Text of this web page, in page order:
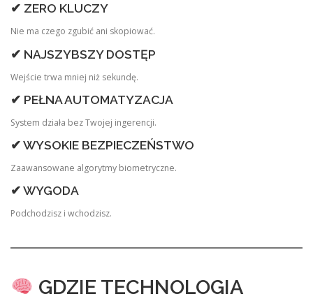
✔ ZERO KLUCZY
Nie ma czego zgubić ani skopiować.
✔ NAJSZYBSZY DOSTĘP
Wejście trwa mniej niż sekundę.
✔ PEŁNA AUTOMATYZACJA
System działa bez Twojej ingerencji.
✔ WYSOKIE BEZPIECZEŃSTWO
Zaawansowane algorytmy biometryczne.
✔ WYGODA
Podchodzisz i wchodzisz.
GDZIE TECHNOLOGIA